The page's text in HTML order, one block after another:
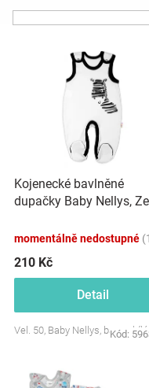
Hračky
oblečení
Značky
Blog
ůo
d
u
t
ů
Kojenecké bavlněné
dupačky Baby Nellys,
momentálně nedostupné
210 Kč
Detail
Vel. 50, Baby Nellys, barva: bílá
Kód: